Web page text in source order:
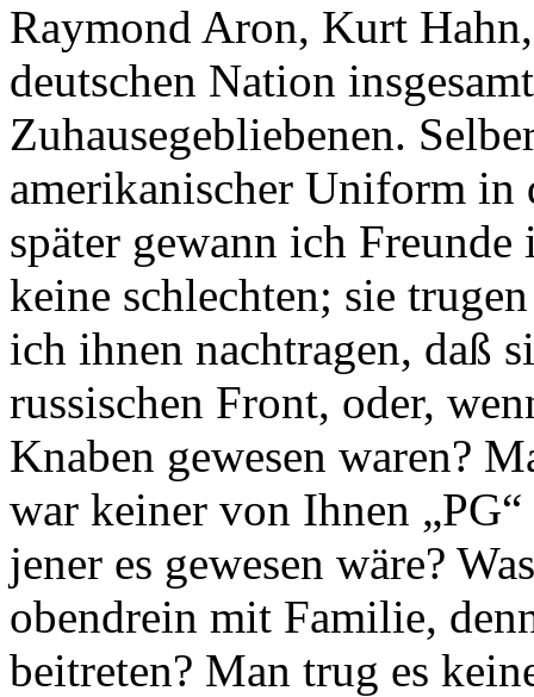
Raymond Aron, Kurt
deutschen Nation
Zuhausegebliebenen.
amerikanischer Uniform in
später gewann ich
keine schlechten; sie
ich ihnen nachtragen, daß
russischen Front, oder,
Knaben gewesen waren?
war keiner von Ihnen
jener es gewesen wäre?
obendrein mit Familie,
beitreten? Man trug es